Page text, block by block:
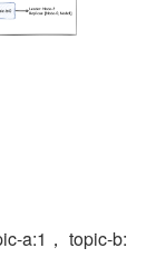
a:1， topic-b: